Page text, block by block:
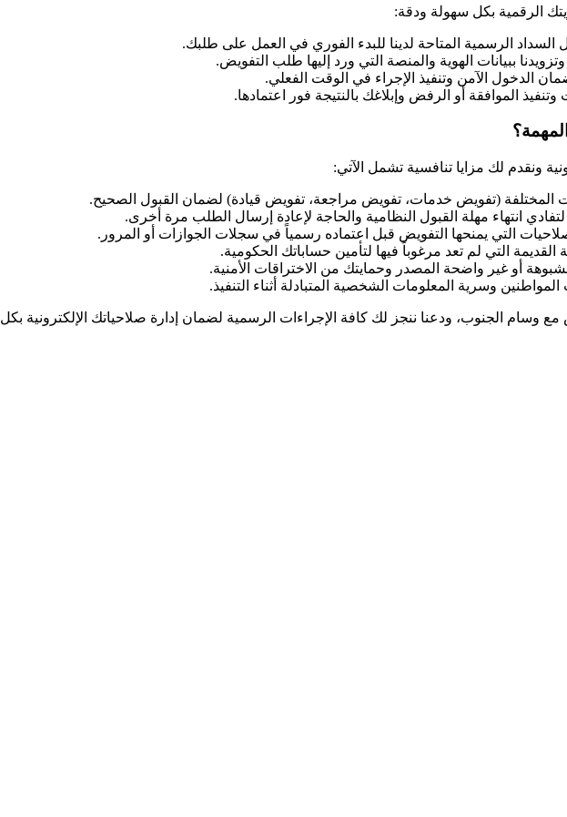
الرقمية بكل سهولة ودقة:
السداد الرسمية المتاحة لدينا للبدء الفوري في العمل على طلبك.
ببيانات الهوية والمنصة التي ورد إليها طلب التفويض.
الدخول الآمن وتنفيذ الإجراء في الوقت الفعلي.
الموافقة أو الرفض وإبلاغك بالنتيجة فور اعتمادها.
ونقدم لك مزايا تنافسية تشمل الآتي:
المختلفة (تفويض خدمات، تفويض مراجعة، تفويض قيادة) لضمان القبول الصحيح.
انتهاء مهلة القبول النظامية والحاجة لإعادة إرسال الطلب مرة أخرى.
التي يمنحها التفويض قبل اعتماده رسمياً في سجلات الجوازات أو المرور.
التي لم تعد مرغوباً فيها لتأمين حساباتك الحكومية.
أو غير واضحة المصدر وحمايتك من الاختراقات الأمنية.
وسرية المعلومات الشخصية المتبادلة أثناء التنفيذ.
الجنوب، ودعنا ننجز لك كافة الإجراءات الرسمية لضمان إدارة صلاحياتك الإلكترونية بكل